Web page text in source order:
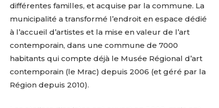
différentes familles, et acquise par la commune. La
municipalité a transformé l’endroit en espace dédié
à l’accueil d’artistes et la mise en valeur de l’art
contemporain, dans une commune de 7000
habitants qui compte déjà le Musée Régional d’art
contemporain (le Mrac) depuis 2006 (et géré par la
Région depuis 2010).